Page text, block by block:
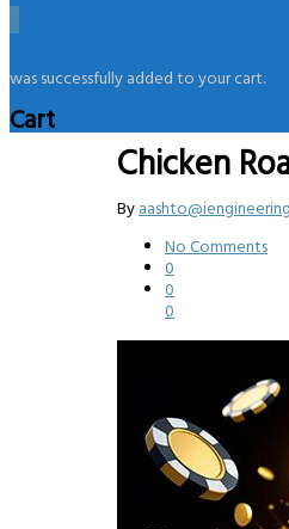
was successfully added to your cart.
Cart
Chicken
By
No Comments
0
0
0